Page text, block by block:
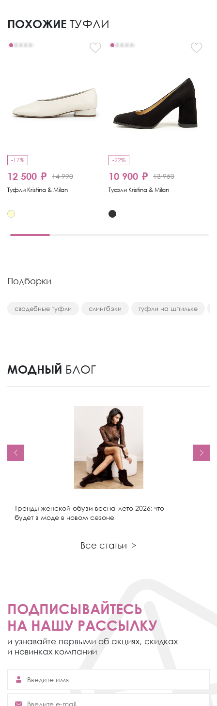
ПОХОЖИЕ ТУФЛИ
-17%
12 500 ₽ 14 990
Туфли Kristina & Milan
-22%
10 900 ₽ 13 950
Туфли Kristina & Milan
Подборки
свадебные туфли слингбэки туфли на шпильке
МОДНЫЙ БЛОГ
Тренды женской обуви весна-лето 2026: что
будет в моде в новом сезоне
Все статьи >
ПОДПИСЫВАЙТЕСЬ
НА НАШУ РАССЫЛКУ
и узнавайте первыми об акциях, скидках
и новинках компании